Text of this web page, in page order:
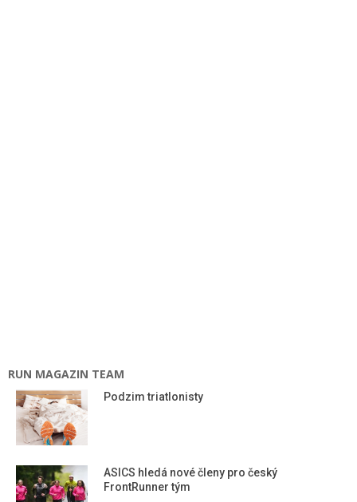
RUN MAGAZIN TEAM
Podzim triatlonisty
ASICS hledá nové členy pro český
FrontRunner tým